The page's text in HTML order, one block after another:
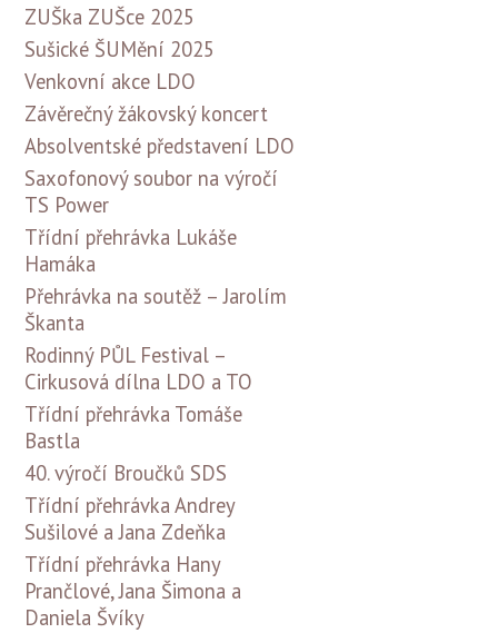
ZUŠka ZUŠce 2025
Sušické ŠUMění 2025
Venkovní akce LDO
Závěrečný žákovský koncert
Absolventské představení LDO
Saxofonový soubor na výročí
TS Power
Třídní přehrávka Lukáše
Hamáka
Přehrávka na soutěž – Jarolím
Škanta
Rodinný PŮL Festival –
Cirkusová dílna LDO a TO
Třídní přehrávka Tomáše
Bastla
40. výročí Broučků SDS
Třídní přehrávka Andrey
Sušilové a Jana Zdeňka
Třídní přehrávka Hany
Prančlové, Jana Šimona a
Daniela Švíky